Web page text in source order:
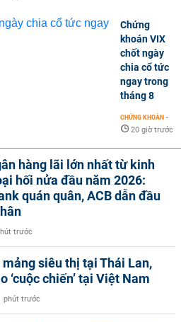
Chứng
khoán VIX
chốt ngày
chia cổ tức
ngay trong
tháng 8
CHỨNG KHOÁN -
20 giờ trước
hàng lãi lớn nhất từ kinh
hối nửa đầu năm 2026:
quán quân, ACB dẫn đầu
trước
mảng siêu thị tại Thái Lan,
‘cuộc chiến’ tại Việt Nam
phút trước